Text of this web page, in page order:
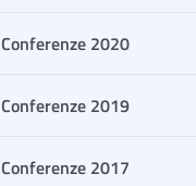
Apri
Conferenze 2020
Conferenze 2019
Apri
Conferenze 2017